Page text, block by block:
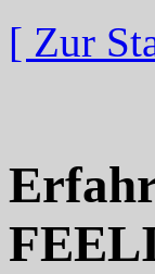
[ Zur